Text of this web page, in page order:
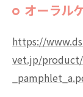
オーラル
https://
vet.jp/